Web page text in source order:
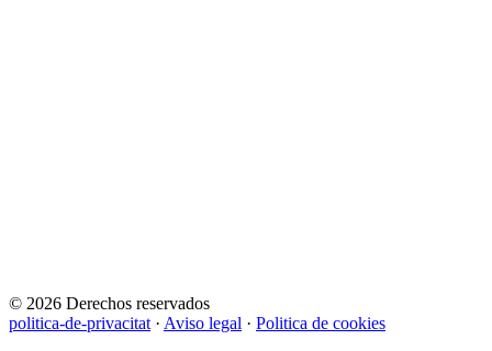
© 2026 Derechos reservados
politica-de-privacitat · Aviso legal · Politica de cookies